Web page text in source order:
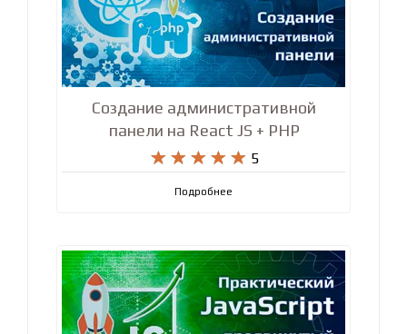
Создание административной
панели на React JS + PHP
    
     5
Подробнее